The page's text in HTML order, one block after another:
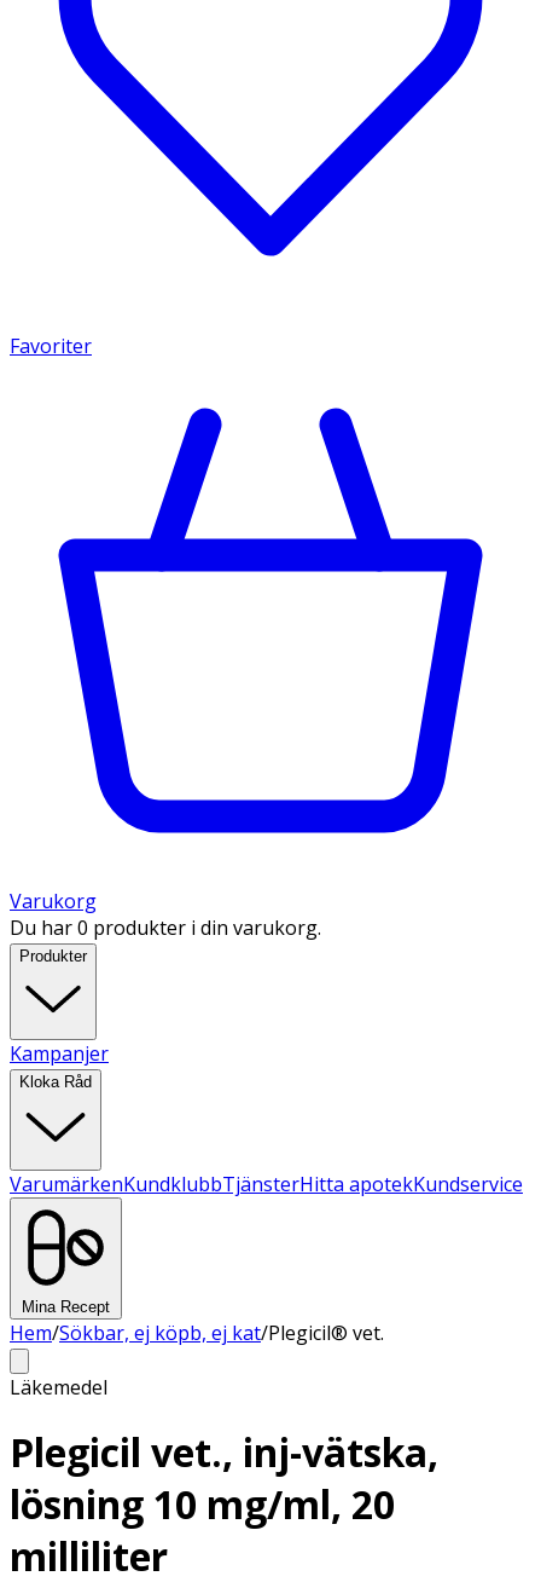
Favoriter
Varukorg
Du har 0 produkter i din varukorg.
Produkter
Kampanjer
Kloka Råd
VarumärkenKundklubbTjänsterHitta apotekKundservice
Mina Recept
Hem/Sökbar, ej köpb, ej kat/Plegicil® vet.
Läkemedel
Plegicil vet., inj-vätska,
lösning 10 mg/ml, 20
milliliter